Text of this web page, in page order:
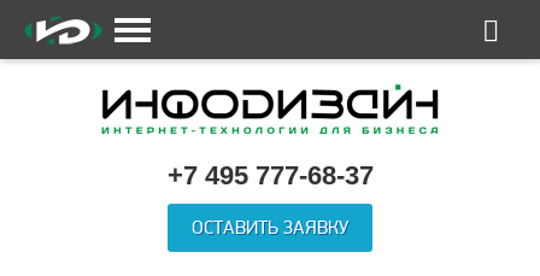
+7 495 777-68-37
ОСТАВИТЬ ЗАЯВКУ